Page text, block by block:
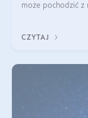
może pochodzić z
bydlęcy.
CZYTAJ